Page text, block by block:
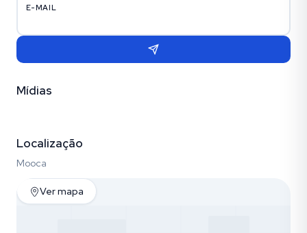
E-MAIL
Mídias
Localização
Mooca
Ver mapa